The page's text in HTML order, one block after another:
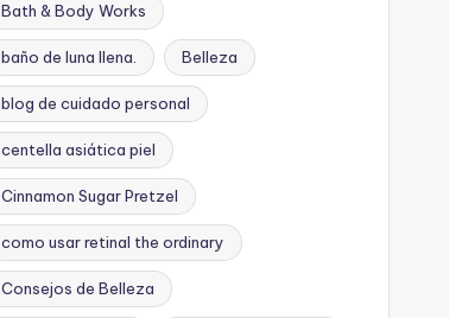
Bath & Body Works
baño de luna llena. Belleza
blog de cuidado personal
centella asiática piel
Cinnamon Sugar Pretzel
como usar retinal the ordinary
Consejos de Belleza